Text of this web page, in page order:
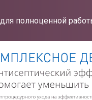
полноценной